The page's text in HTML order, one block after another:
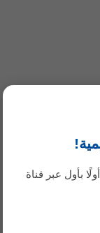
بأول عبر قناة